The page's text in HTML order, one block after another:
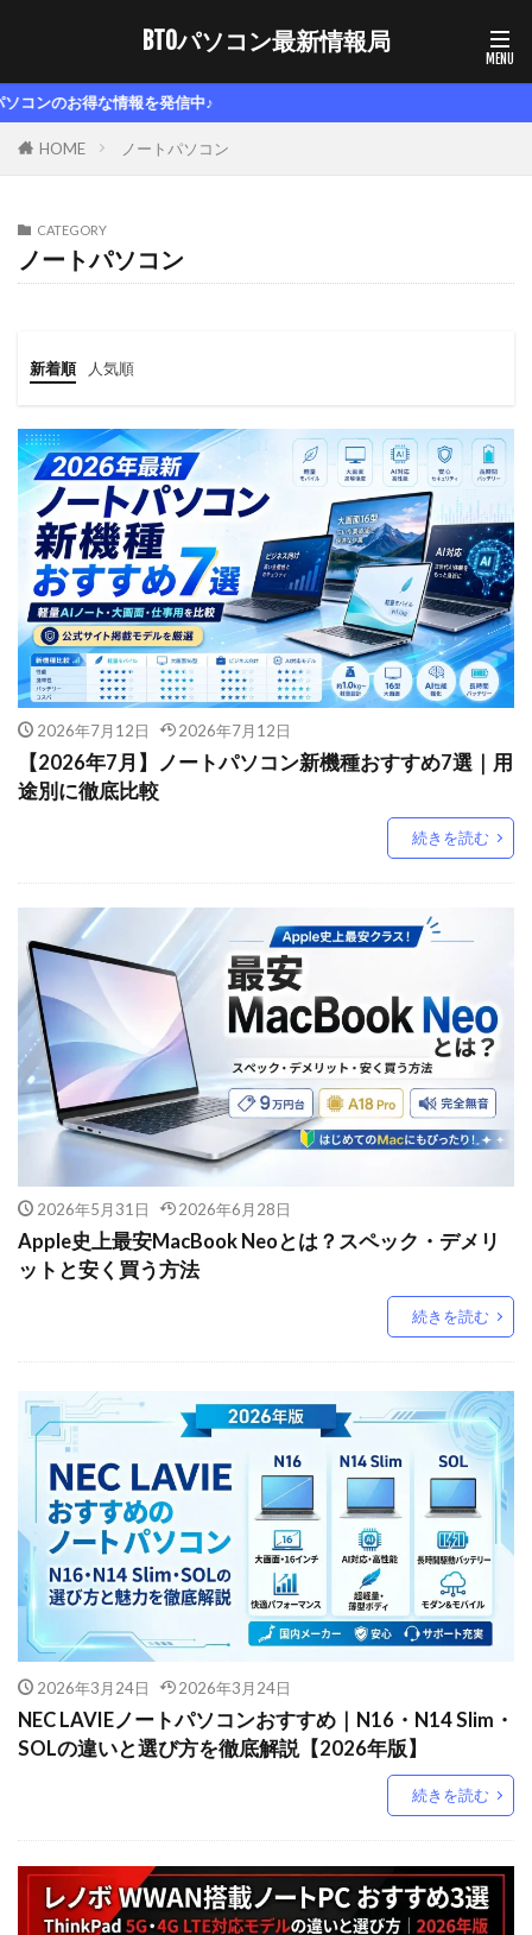
BTOパソコン最新情報局
信中♪
HOME ノートパソコン
CATEGORY
ノートパソコン
新着順 人気順
2026年7月12日 2026年7月12日
【2026年7月】ノートパソコン新機種おすすめ7選｜用
途別に徹底比較
続きを読む
2026年5月31日 2026年6月28日
Apple史上最安MacBook Neoとは？スペック・デメリ
ットと安く買う方法
続きを読む
2026年3月24日 2026年3月24日
NEC LAVIEノートパソコンおすすめ｜N16・N14 Slim・
SOLの違いと選び方を徹底解説【2026年版】
続きを読む